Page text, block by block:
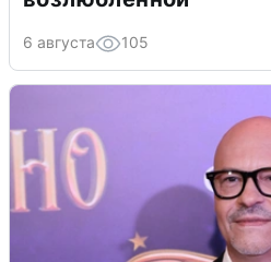
6 августа 105